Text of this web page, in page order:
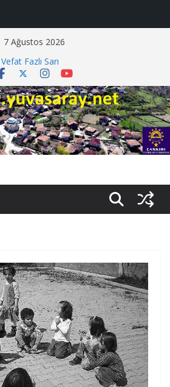
7 Ağustos 2026
Vefat Fazlı Sarı
Vefat Mecit Tenbel
Davetiye Faruk Darendeli
Düğüne Davet Samet Beyaz
Vefat Ayşe Tiryaki